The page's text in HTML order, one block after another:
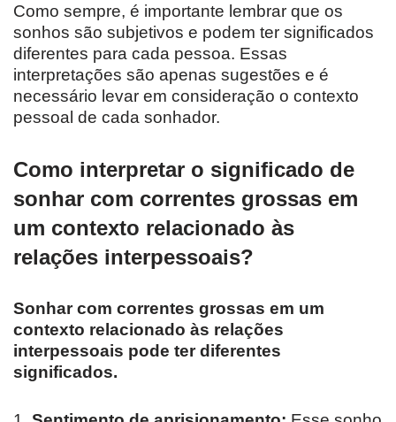
Como sempre, é importante lembrar que os
sonhos são subjetivos e podem ter significados
diferentes para cada pessoa. Essas
interpretações são apenas sugestões e é
necessário levar em consideração o contexto
pessoal de cada sonhador.
Como interpretar o significado de
sonhar com correntes grossas em
um contexto relacionado às
relações interpessoais?
Sonhar com correntes grossas em um
contexto relacionado às relações
interpessoais pode ter diferentes
significados.